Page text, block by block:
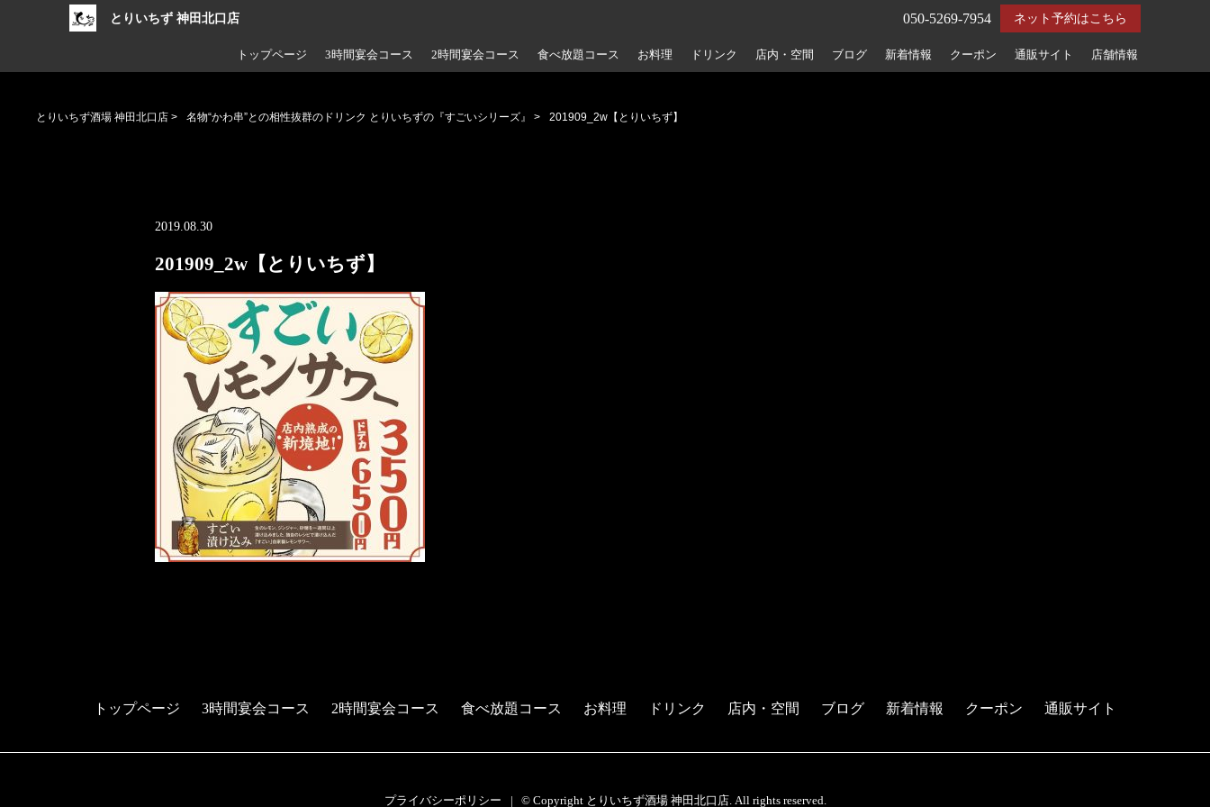
とりいちず 神田北口店 ネット予約はこちら
050-5269-7954
トップページ 3時間宴会コース 2時間宴会コース 食べ放題コース お料理 ドリンク 店内・空間 ブログ 新着情報 クーポン 通販サイト 店舗情報
とりいちず酒場 神田北口店 > 名物“かわ串”との相性抜群のドリンク とりいちずの『すごいシリーズ』 > 201909_2w【とりいちず】
2019.08.30
201909_2w【とりいちず】
トップページ 3時間宴会コース 2時間宴会コース 食べ放題コース お料理 ドリンク 店内・空間 ブログ 新着情報 クーポン 通販サイト
プライバシーポリシー © Copyright とりいちず酒場 神田北口店. All rights reserved.